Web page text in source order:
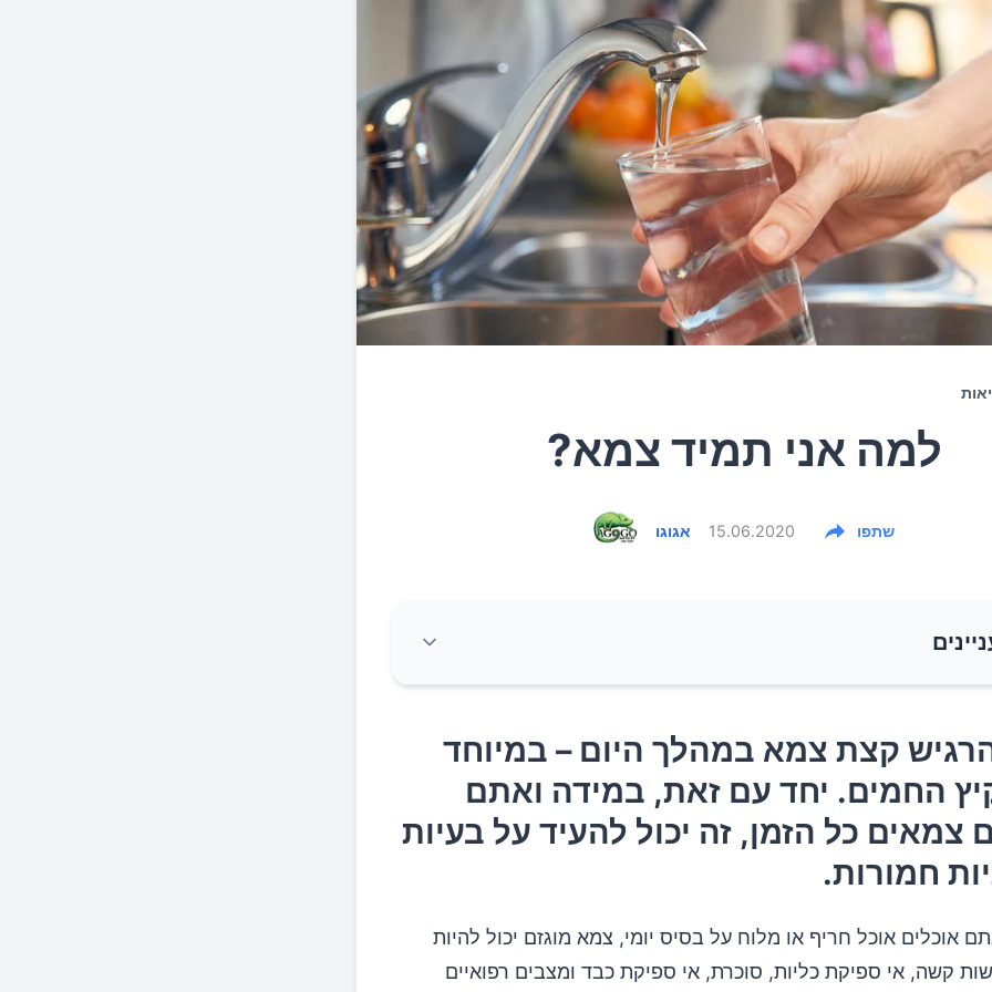
למה אני תמיד צמא?
אגוגו 15.06.2020 שתפו
קצת צמא במהלך היום – במיוחד בימי הקיץ החמים. יחד
ואתם מרגישים צמאים כל הזמן, זה יכול להעיד על בעיות
חמורות.
קצת צמא במהלך היום – במיוחד
החמים. יחד עם זאת, במידה ואתם
צמאים כל הזמן, זה יכול להעיד על בעיות
חמורות.
אוכלים אוכל חריף או מלוח על בסיס יומי, צמא מוגזם יכול להיות
קשה, אי ספיקת כליות, סוכרת, אי ספיקת כבד ומצבים רפואיים